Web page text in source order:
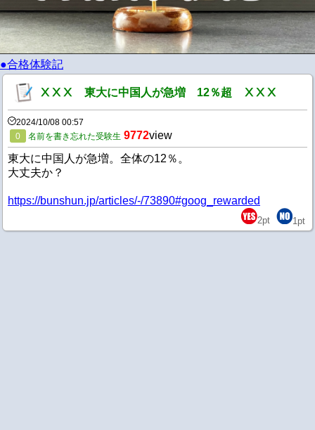
●合格体験記
ⅩⅩⅩ 東大に中国人が急増 12％超 ⅩⅩⅩ
2024/10/08 00:57
0
名前を書き忘れた受験生 9772view
東大に中国人が急増。全体の12％。
大丈夫か？
https://bunshun.jp/articles/-/73890#goog_rewarded
2pt 1pt